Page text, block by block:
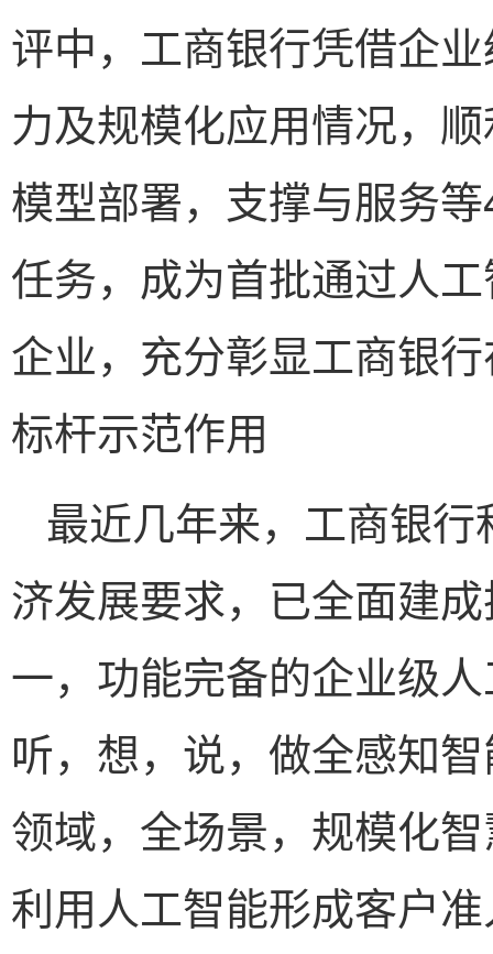
评中，工商银行凭借企
力及规模化应用情况，
模型部署，支撑与服务
任务，成为首批通过人
企业，充分彰显工商银
标杆示范作用
最近几年来，工商银
济发展要求，已全面建
一，功能完备的企业级
听，想，说，做全感知
领域，全场景，规模化
利用人工智能形成客户